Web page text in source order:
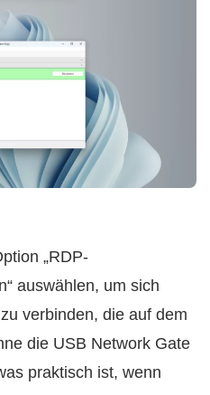
„RDP-
auswählen, um sich
verbinden, die auf dem
die USB Network Gate
praktisch ist, wenn